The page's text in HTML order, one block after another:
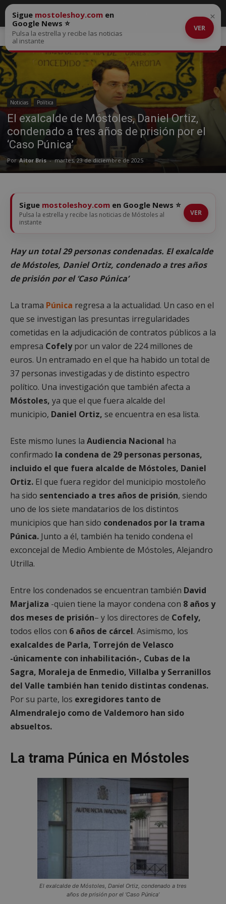
Inicio Noticias
Noticias Política
El exalcalde de Móstoles, Daniel Ortiz,
condenado a tres años de prisión por el
‘Caso Púnica’
Por Aitor Bris - martes, 23 de diciembre de 2025
Sigue mostoleshoy.com en
Google News ⭐
Pulsa la estrella y recibe las noticias
al instante
VER
×
Sigue mostoleshoy.com en Google News ⭐
Pulsa la estrella y recibe las noticias de Móstoles al
instante
VER
Hay un total 29 personas condenadas. El exalcalde
de Móstoles, Daniel Ortiz, condenado a tres años
de prisión por el ‘Caso Púnica’
La trama Púnica regresa a la actualidad. Un caso en el
que se investigan las presuntas irregularidades
cometidas en la adjudicación de contratos públicos a la
empresa Cofelypor un valor de 224 millones de
euros. Un entramado en el que ha habido un total de
37 personas investigadas y de distinto espectro
político. Una investigación que también afecta a
Móstoles, ya que el que fuera alcalde del
municipio, Daniel Ortiz, se encuentra en esa lista.
Este mismo lunes la Audiencia Nacional ha
confirmado la condena de 29 personas personas,
incluido el que fuera alcalde de Móstoles, Daniel
Ortiz. El que fuera regidor del municipio mostoleño
ha sido sentenciado a tres años de prisión, siendo
uno de los siete mandatarios de los distintos
municipios que han sido condenados por la trama
Púnica. Junto a él, también ha tenido condena el
exconcejal de Medio Ambiente de Móstoles, Alejandro
Utrilla.
Entre los condenados se encuentran también David
Marjaliza -quien tiene la mayor condena con 8 años y
dos meses de prisión– y los directores de Cofely,
todos ellos con 6 años de cárcel. Asimismo, los
exalcaldes de Parla, Torrejón de Velasco
-únicamente con inhabilitación-, Cubas de la
Sagra, Moraleja de Enmedio, Villalba y Serranillos
del Valle también han tenido distintas condenas.
Por su parte, los exregidores tanto de
Almendralejo como de Valdemoro han sido
absueltos.
La trama Púnica en Móstoles
El exalcalde de Móstoles, Daniel Ortiz, condenado a tres
años de prisión por el ‘Caso Púnica’